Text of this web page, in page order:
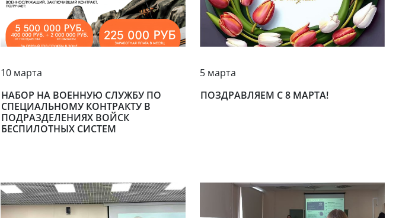
10 марта
НАБОР НА ВОЕННУЮ СЛУЖБУ ПО
СПЕЦИАЛЬНОМУ КОНТРАКТУ В
ПОДРАЗДЕЛЕНИЯХ ВОЙСК
БЕСПИЛОТНЫХ СИСТЕМ
5 марта
ПОЗДРАВЛЯЕМ С 8 МАРТА!